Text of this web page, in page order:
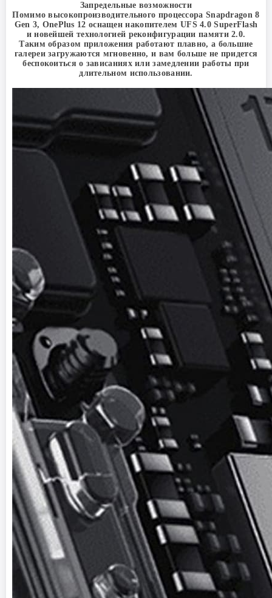
Запредельные возможности
Помимо высокопроизводительного процессора Snapdragon 8
Gen 3, OnePlus 12 оснащен накопителем UFS 4.0 SuperFlash
и новейшей технологией реконфигурации памяти 2.0.
Таким образом приложения работают плавно, а большие
галереи загружаются мгновенно, и вам больше не придется
беспокоиться о зависаниях или замедлении работы при
длительном использовании.